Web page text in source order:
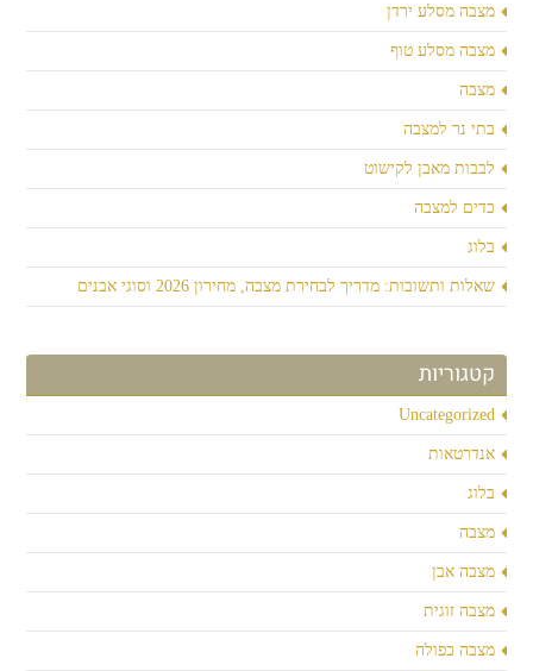
מצבה מסלע ירדן
מצבה מסלע טוף
מצבה
בתי נר למצבה
לבבות מאבן לקישוט
כדים למצבה
בלוג
שאלות ותשובות: מדריך לבחירת מצבה, מחירון 2026 וסוגי אבנים
קטגוריות
Uncategorized
אנדרטאות
בלוג
מצבה
מצבה אבן
מצבה זוגית
מצבה כפולה